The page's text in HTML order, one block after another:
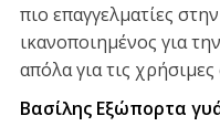
πιο επαγγελματίες
ικανοποιημένος για
απόλα για τις
Βασίλης Εξώπορτα